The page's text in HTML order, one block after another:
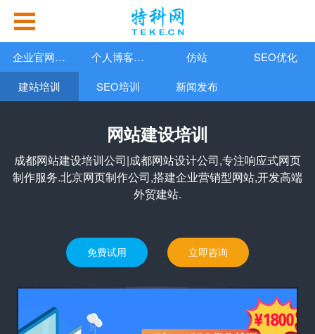
企业官网定制 个人博客开发 仿站
SEO优化
建站培训
SEO培训 新闻发布
网站建设培训
成都网站建设培训公司|成都网站设计公司,专注响应式网页
制作服务.北京网页制作公司,搭建企业营销型网站,开发高端
外贸建站.
免费试用 立即咨询